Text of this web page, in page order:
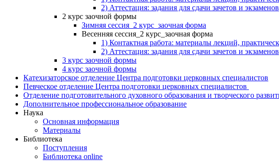
2) Аттестация: задания для сдачи зачетов и экзаменов
2 курс заочной формы
Зимняя сессия_2 курс_заочная форма
Весенняя сессия_2 курс_заочная форма
1) Контактная работа: материалы лекций,
2) Аттестация: задания для сдачи зачетов и экзаменов
3 курс заочной формы
4 курс заочной формы
Катехизаторское отделение Центра подготовки церковных специалистов
Певческое отделение Центра подготовки церковных специалистов
Отделение подготовительного духовного образования и творческого
Дополнительное профессиональное образование
Наука
Основная информация
Материалы
Библиотека
Поступления
Библиотека online